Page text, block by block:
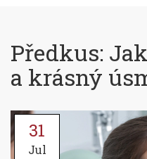
Předkus:
a krásný
31
Jul